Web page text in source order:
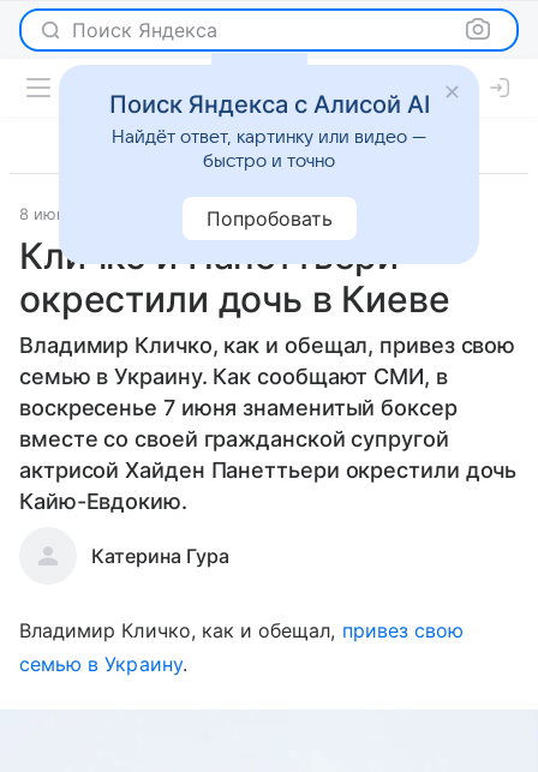
Поиск Яндекса
8 июня 2015
Кличко и Панеттьери
окрестили дочь в Киеве
Владимир Кличко, как и обещал, привез свою
семью в Украину. Как сообщают СМИ, в
воскресенье 7 июня знаменитый боксер
вместе со своей гражданской супругой
актрисой Хайден Панеттьери окрестили дочь
Кайю-Евдокию.
Катерина Гура
Владимир Кличко, как и обещал, привез свою
семью в Украину.
Поиск Яндекса с Алисой AI
Найдёт ответ, картинку или видео —
быстро и точно
Попробовать